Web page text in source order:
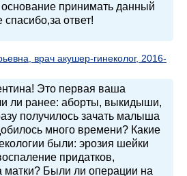
принимать данный
ответ!
врач акушер-гинеколог, 2016-
Это первая ваша
ли ранее: аборты, выкидыши,
получилось зачать малыша
много времени? Какие
были: эрозия шейки
придатков,
матки? Были ли операции на